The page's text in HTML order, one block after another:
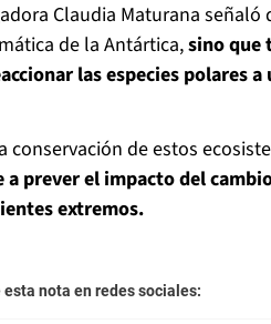
Claudia Maturana
de la Antártica,sino que
las especies polares
conservación de estos
prever el impacto del
extremos.
esta nota en redes sociales: